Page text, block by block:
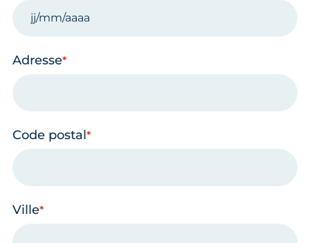
Adresse
Code postal
Ville